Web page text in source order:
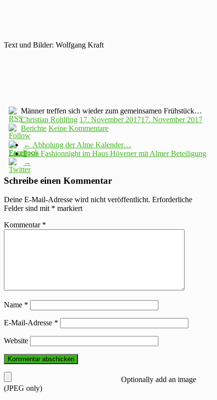
Text und Bilder: Wolfgang Kraft
Männer treffen sich wieder zum gemeinsamen Frühstück…
Christian Rohlfing 17. November 201717. November 2017
Berichte Keine Kommentare
← Abholung der Alme Kalender…
Erste Fashionnight im Haus Hövener mit Almer Beteiligung
→
Schreibe einen Kommentar
Deine E-Mail-Adresse wird nicht veröffentlicht. Erforderliche
Felder sind mit * markiert
Kommentar *
Name *
E-Mail-Adresse *
Website
Optionally add an image
(JPEG only)